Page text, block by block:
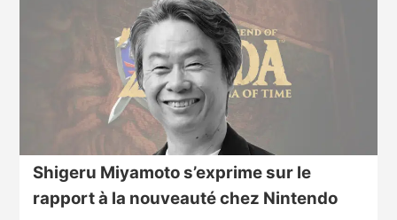
Shigeru Miyamoto s’exprime sur le
rapport à la nouveauté chez Nintendo